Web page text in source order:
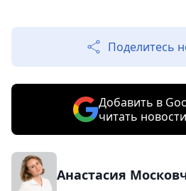
Поделитесь
Добавить в
читать
Анастасия